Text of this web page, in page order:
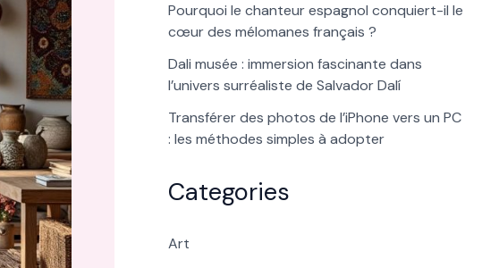
Pourquoi le chanteur espagnol conquiert-il le
cœur des mélomanes français ?
Dali musée : immersion fascinante dans
l’univers surréaliste de Salvador Dalí
Transférer des photos de l’iPhone vers un PC
: les méthodes simples à adopter
Categories
Art